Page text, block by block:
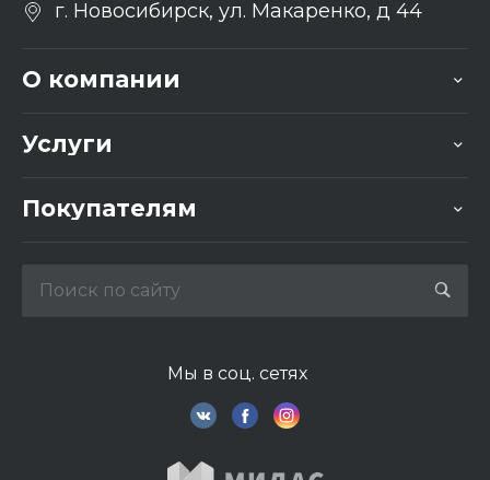
г. Новосибирск, ул. Макаренко, д 44
О компании
Услуги
Покупателям
Мы в соц. сетях